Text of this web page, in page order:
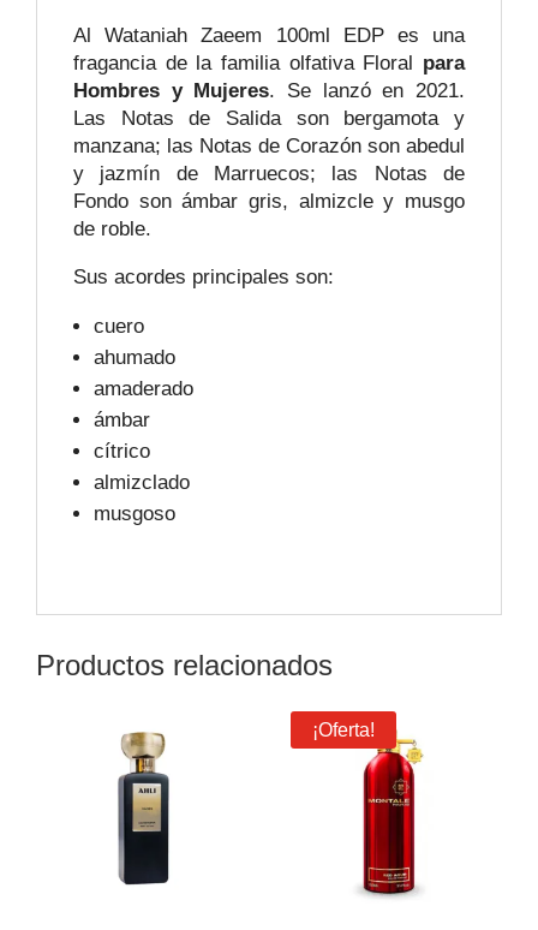
Al Wataniah Zaeem 100ml EDP es una
fragancia de la familia olfativa Floral para
Hombres y Mujeres. Se lanzó en 2021.
Las Notas de Salida son bergamota y
manzana; las Notas de Corazón son abedul
y jazmín de Marruecos; las Notas de
Fondo son ámbar gris, almizcle y musgo
de roble.
Sus acordes principales son:
cuero
ahumado
amaderado
ámbar
cítrico
almizclado
musgoso
Productos relacionados
¡Oferta!